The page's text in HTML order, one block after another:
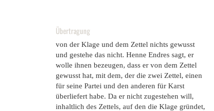
Übertragung
von der Klage und dem Zettel nichts gewusst
und gestehe das nicht. Henne Endres sagt, er
wolle ihnen bezeugen, dass er von dem Zettel
gewusst hat, mit dem, der die zwei Zettel, einen
für seine Partei und den anderen für Karst
überliefert habe. Da er nicht zugestehen will,
inhaltlich des Zettels, auf den die Klage gründet,